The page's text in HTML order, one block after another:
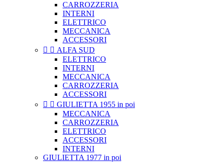
CARROZZERIA
INTERNI
ELETTRICO
MECCANICA
ACCESSORI
  ALFA SUD
ELETTRICO
INTERNI
MECCANICA
CARROZZERIA
ACCESSORI
  GIULIETTA 1955 in poi
MECCANICA
CARROZZERIA
ELETTRICO
ACCESSORI
INTERNI
GIULIETTA 1977 in poi